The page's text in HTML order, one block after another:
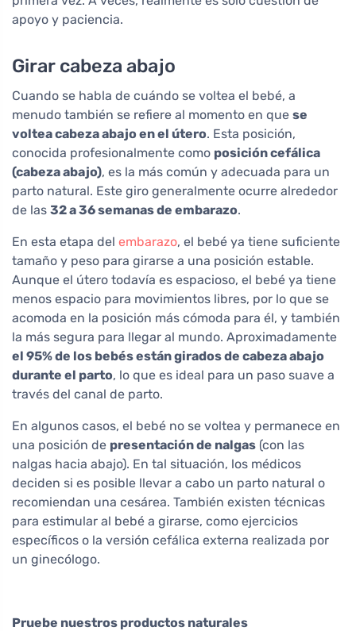
apoyo y paciencia.
Girar cabeza abajo
Cuando se habla de cuándo se voltea el bebé, a
menudo también se refiere al momento en que se
voltea cabeza abajo en el útero. Esta posición,
conocida profesionalmente como posición cefálica
(cabeza abajo), es la más común y adecuada para un
parto natural. Este giro generalmente ocurre alrededor
de las 32 a 36 semanas de embarazo.
En esta etapa del embarazo, el bebé ya tiene suficiente
tamaño y peso para girarse a una posición estable.
Aunque el útero todavía es espacioso, el bebé ya tiene
menos espacio para movimientos libres, por lo que se
acomoda en la posición más cómoda para él, y también
la más segura para llegar al mundo. Aproximadamente
el 95% de los bebés están girados de cabeza abajo
durante el parto, lo que es ideal para un paso suave a
través del canal de parto.
En algunos casos, el bebé no se voltea y permanece en
una posición de presentación de nalgas (con las
nalgas hacia abajo). En tal situación, los médicos
deciden si es posible llevar a cabo un parto natural o
recomiendan una cesárea. También existen técnicas
para estimular al bebé a girarse, como ejercicios
específicos o la versión cefálica externa realizada por
un ginecólogo.
Pruebe nuestros productos naturales